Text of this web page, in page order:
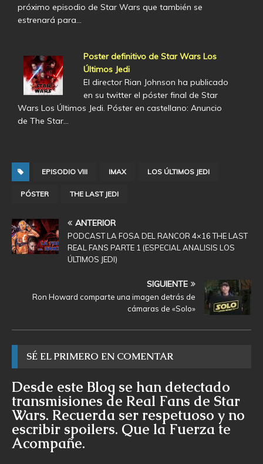
próximo episodio de Star Wars que también se
estrenará para…
Poster definitivo de Star Wars Los
Últimos Jedi
El director Rian Johnson ha publicado
en su twitter el póster final de Star
Wars Los Últimos Jedi. Póster en castellano: Anuncio
de The Star…
EPISODIO VIII IMAX LOS ÚLTIMOS JEDI
PÓSTER THE LAST JEDI
ANTERIOR
PODCAST LA FOSA DEL RANCOR 4×16 THE LAST
REAL FANS PARTE 1 (ESPECIAL ANALISIS LOS
ÚLTIMOS JEDI)
SIGUIENTE
Ron Howard comparte una imagen detrás de
cámaras de «Solo»
SÉ EL PRIMERO EN COMENTAR
Desde este Blog se han detectado
transmisiones de Real Fans de Star
Wars. Recuerda ser respetuoso y no
escribir spoilers. Que la Fuerza te
Acompañe.